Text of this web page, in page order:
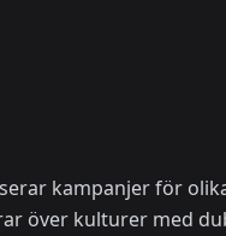
kampanjer för
över kulturer med